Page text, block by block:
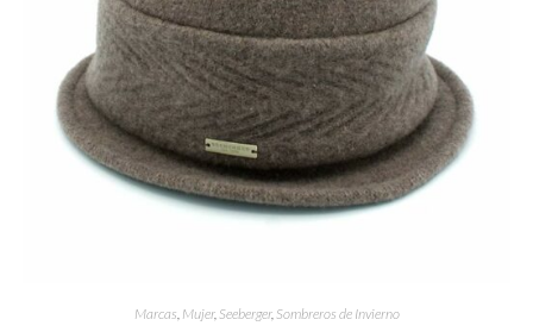
Marcas, Mujer, Seeberger, Sombreros de Invierno